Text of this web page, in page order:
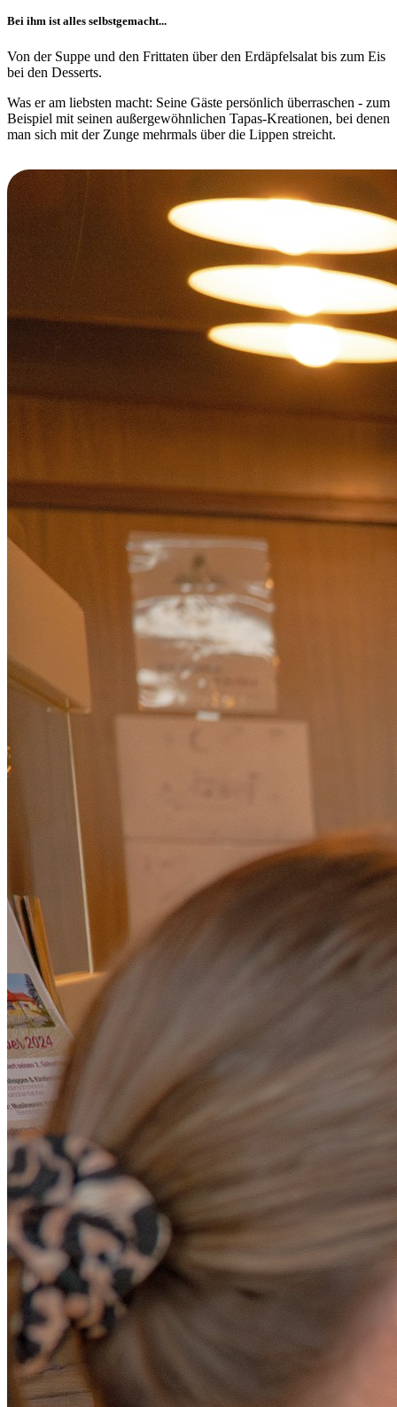
Bei ihm ist alles selbstgemacht...
Von der Suppe und den Frittaten über den Erdäpfelsalat bis zum Eis
bei den Desserts.
Was er am liebsten macht: Seine Gäste persönlich überraschen - zum
Beispiel mit seinen außergewöhnlichen Tapas-Kreationen, bei denen
man sich mit der Zunge mehrmals über die Lippen streicht.